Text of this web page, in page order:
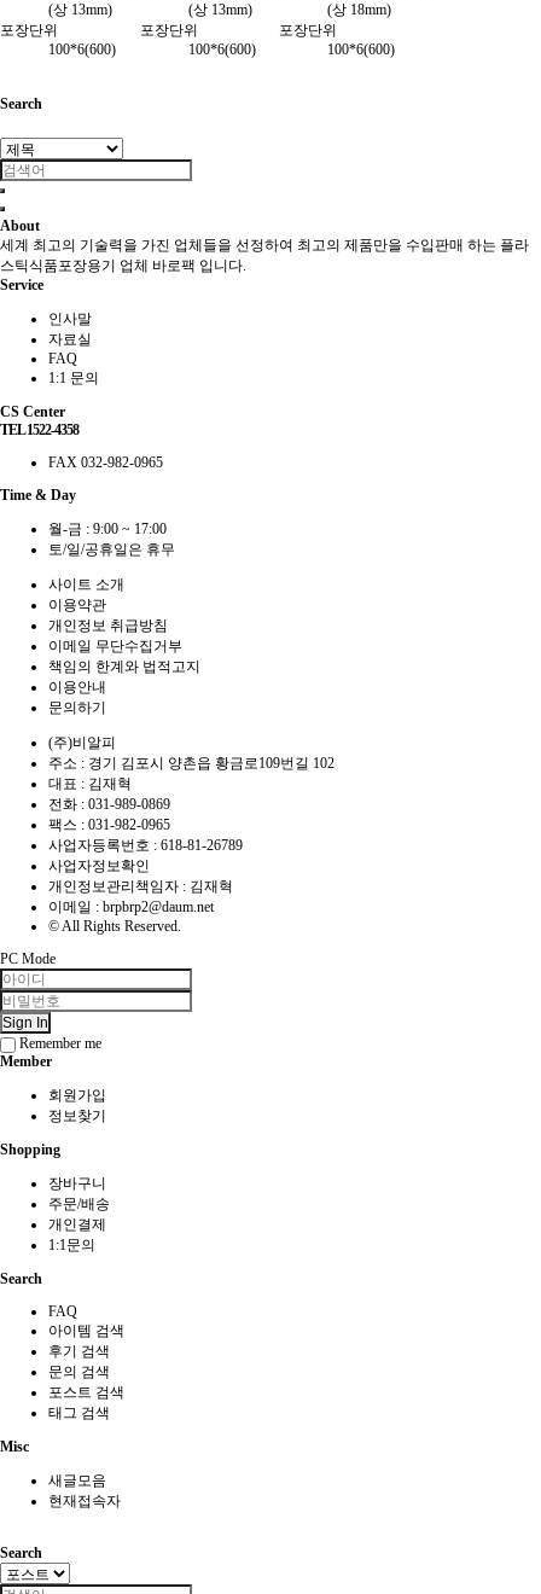
(상 13mm)
포장단위
100*6(600)
(상 13mm)
포장단위
100*6(600)
(상 18mm)
포장단위
100*6(600)
Search
About
세계 최고의 기술력을 가진 업체들을 선정하여 최고의 제품만을 수입판매 하는 플라
스틱식품포장용기 업체 바로팩 입니다.
Service
인사말
자료실
FAQ
1:1 문의
CS Center
TEL 1522-4358
FAX 032-982-0965
Time & Day
월-금 : 9:00 ~ 17:00
토/일/공휴일은 휴무
사이트 소개
이용약관
개인정보 취급방침
이메일 무단수집거부
책임의 한계와 법적고지
이용안내
문의하기
(주)비알피
주소 : 경기 김포시 양촌읍 황금로109번길 102
대표 : 김재혁
전화 : 031-989-0869
팩스 : 031-982-0965
사업자등록번호 : 618-81-26789
사업자정보확인
개인정보관리책임자 : 김재혁
이메일 : brpbrp2@daum.net
© All Rights Reserved.
PC Mode
Sign In
Remember me
Member
회원가입
정보찾기
Shopping
장바구니
주문/배송
개인결제
1:1문의
Search
FAQ
아이템 검색
후기 검색
문의 검색
포스트 검색
태그 검색
Misc
새글모음
현재접속자
Search